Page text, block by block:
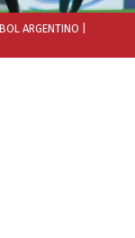
ARGENTINO